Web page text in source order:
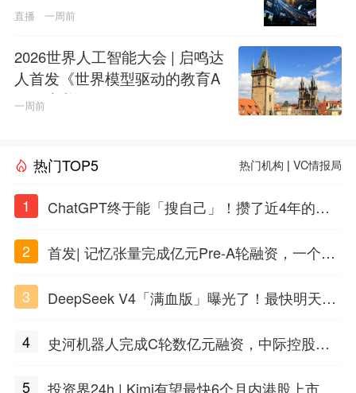
直播 一周前
2026世界人工智能大会 | 启鸣达
人首发《世界模型驱动的教育A
GI白皮书》
一周前
热门TOP5 热门机构 |VC情报局
1
ChatGPT终于能「搜自己」！攒了近4年的对
2
首发| 记忆张量完成亿元Pre-A轮融资，一个上
3
DeepSeek V4「满血版」曝光了！最快明天发
4
史河机器人完成C轮数亿元融资，中际控股领
5
投资界24h | Kimi有望最快6个月内港股上市；